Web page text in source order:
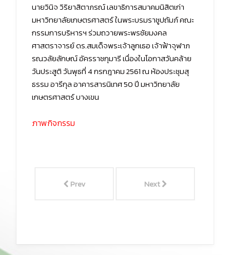
นายวินิจ วิริยาสิตาภรณ์ เลขาธิการสมาคมนิสิตเก่า
มหาวิทยาลัยเกษตรศาสตร์ ในพระบรมราชูปถัมภ์ คณะ
กรรมการบริหารฯ ร่วมถวายพระพรชัยมงคล
ศาสตราจารย์ ดร.สมเด็จพระเจ้าลูกเธอ เจ้าฟ้าจุฬาภ
รณวลัยลักษณ์ อัครราชกุมารี เนื่องในโอกาสวันคล้าย
วันประสูติ วันพุธที่ 4 กรกฎาคม 2561 ณ ห้องประชุมสุ
ธรรม อารีกุล อาคารสารนิเทศ 50 ปี มหาวิทยาลัย
เกษตรศาสตร์ บางเขน
ภาพกิจกรรม
Prev Next